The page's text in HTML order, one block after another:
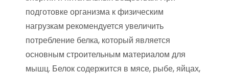
подготовке организма к физическим
нагрузкам рекомендуется увеличить
потребление белка, который является
основным строительным материалом для
мышц. Белок содержится в мясе, рыбе, яйцах,